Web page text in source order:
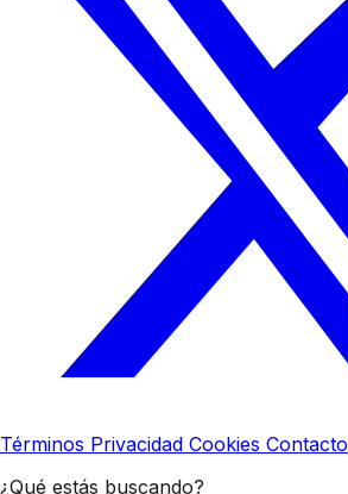
Términos Privacidad Cookies Contacto
¿Qué estás buscando?